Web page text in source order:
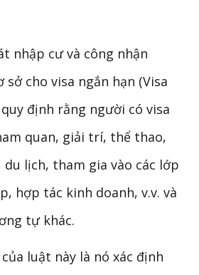
nhập cư và công nhận
cho visa ngắn hạn (Visa
định rằng người có visa
quan, giải trí, thể thao,
lịch, tham gia vào các lớp
hợp tác kinh doanh, v.v. và
tự khác.
luật này là nó xác định